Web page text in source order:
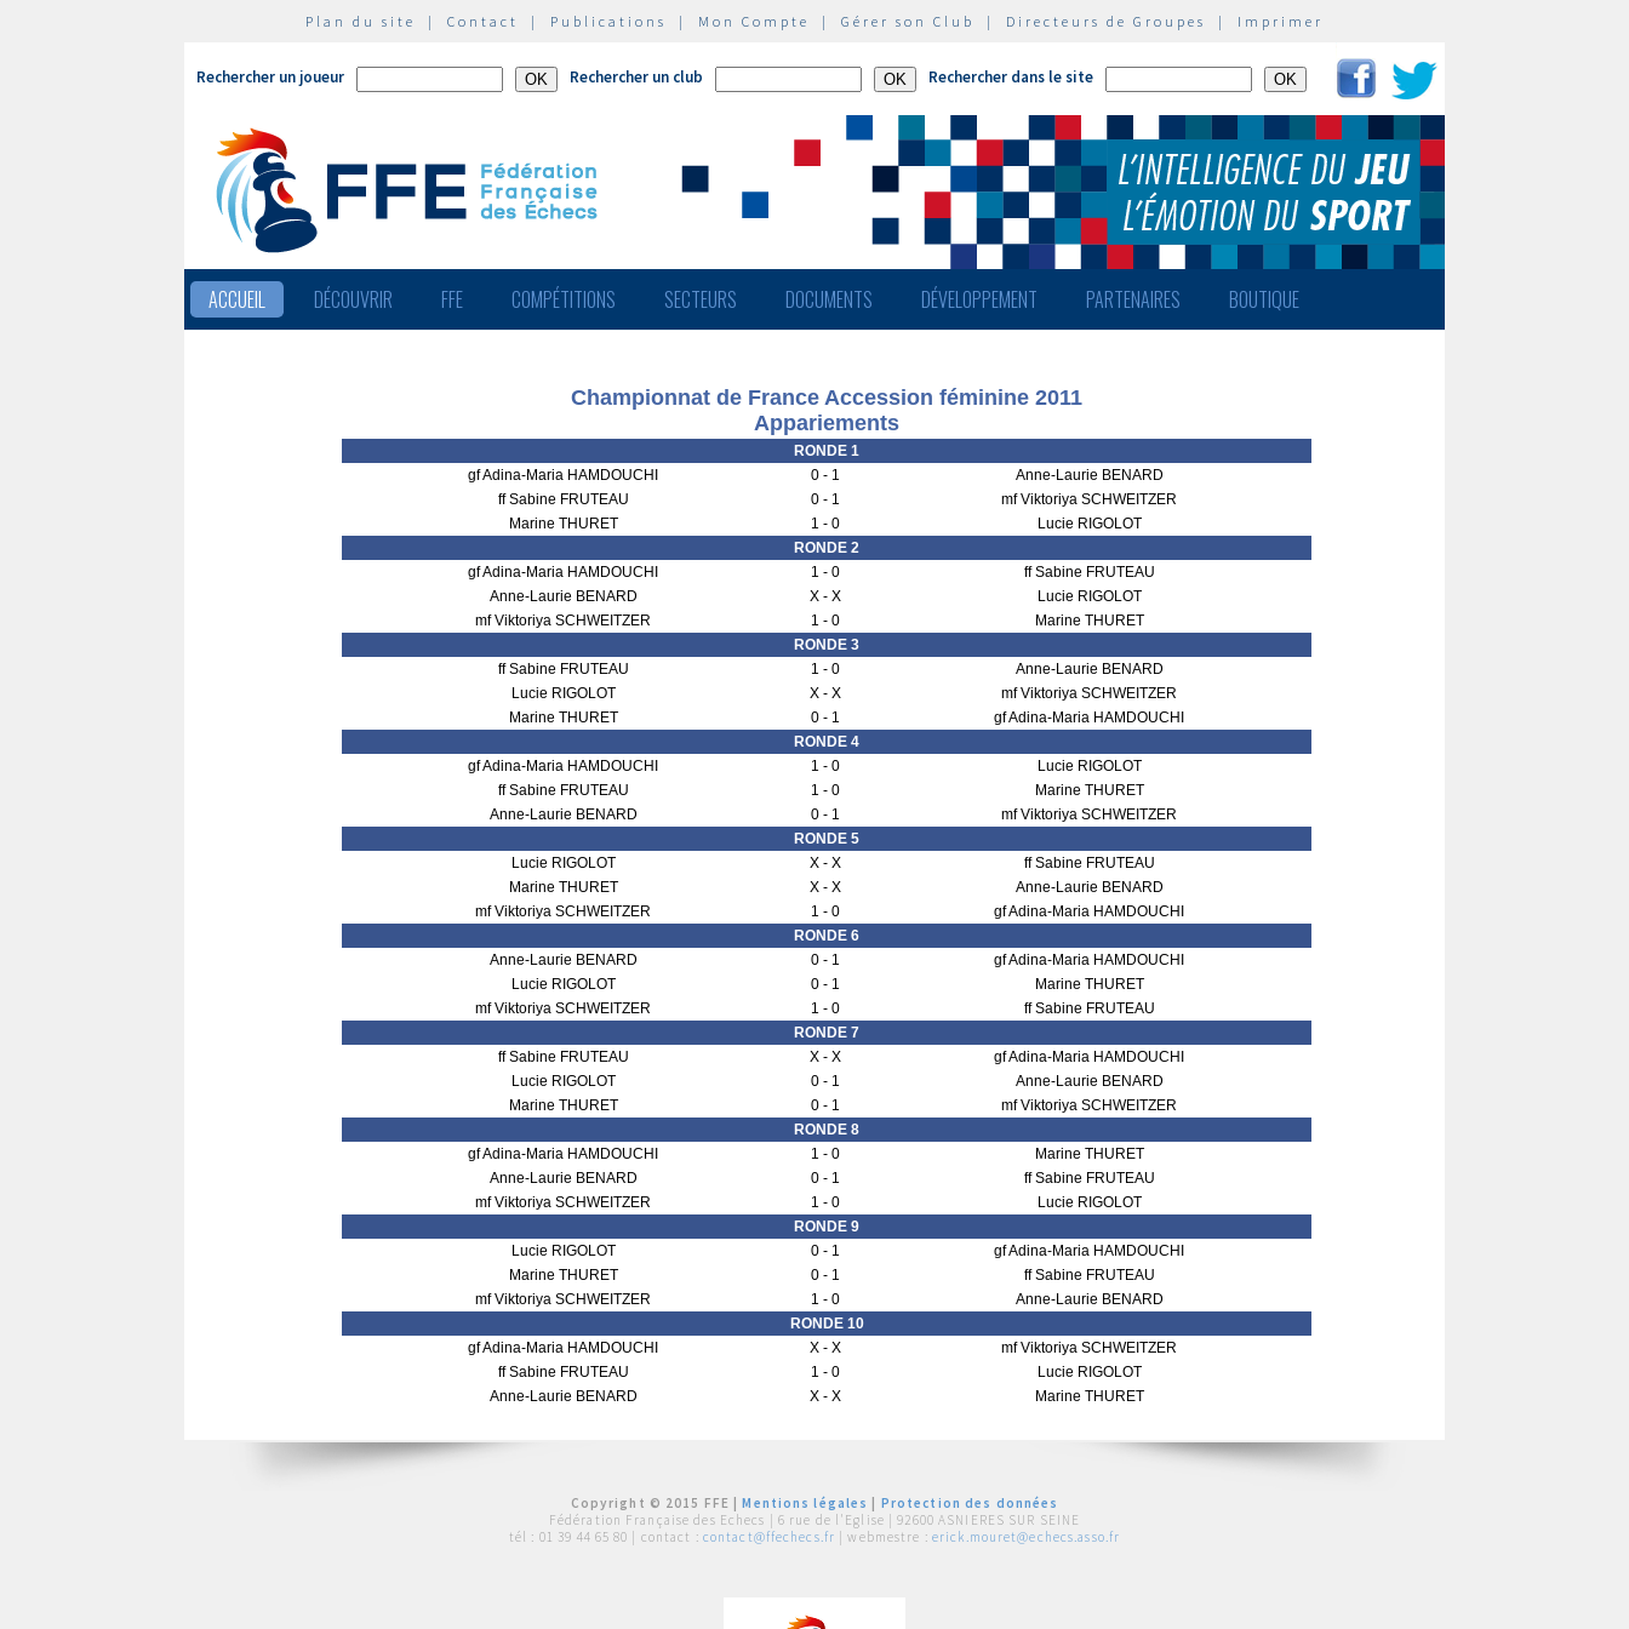
Plan du site | Contact | Publications | Mon Compte | Gérer son Club | Directeurs de Groupes | Imprimer
Rechercher un joueur Rechercher un club Rechercher dans le site
ACCUEIL DÉCOUVRIR FFE COMPÉTITIONS SECTEURS DOCUMENTS DÉVELOPPEMENT PARTENAIRES BOUTIQUE
Championnat de France Accession féminine 2011
Appariements
RONDE 1
gf Adina-Maria HAMDOUCHI
0 - 1
Anne-Laurie BENARD
ff Sabine FRUTEAU
0 - 1
mf Viktoriya SCHWEITZER
Marine THURET
1 - 0
Lucie RIGOLOT
RONDE 2
gf Adina-Maria HAMDOUCHI
1 - 0
ff Sabine FRUTEAU
Anne-Laurie BENARD
X - X
Lucie RIGOLOT
mf Viktoriya SCHWEITZER
1 - 0
Marine THURET
RONDE 3
ff Sabine FRUTEAU
1 - 0
Anne-Laurie BENARD
Lucie RIGOLOT
X - X
mf Viktoriya SCHWEITZER
Marine THURET
0 - 1
gf Adina-Maria HAMDOUCHI
RONDE 4
gf Adina-Maria HAMDOUCHI
1 - 0
Lucie RIGOLOT
ff Sabine FRUTEAU
1 - 0
Marine THURET
Anne-Laurie BENARD
0 - 1
mf Viktoriya SCHWEITZER
RONDE 5
Lucie RIGOLOT
X - X
ff Sabine FRUTEAU
Marine THURET
X - X
Anne-Laurie BENARD
mf Viktoriya SCHWEITZER
1 - 0
gf Adina-Maria HAMDOUCHI
RONDE 6
Anne-Laurie BENARD
0 - 1
gf Adina-Maria HAMDOUCHI
Lucie RIGOLOT
0 - 1
Marine THURET
mf Viktoriya SCHWEITZER
1 - 0
ff Sabine FRUTEAU
RONDE 7
ff Sabine FRUTEAU
X - X
gf Adina-Maria HAMDOUCHI
Lucie RIGOLOT
0 - 1
Anne-Laurie BENARD
Marine THURET
0 - 1
mf Viktoriya SCHWEITZER
RONDE 8
gf Adina-Maria HAMDOUCHI
1 - 0
Marine THURET
Anne-Laurie BENARD
0 - 1
ff Sabine FRUTEAU
mf Viktoriya SCHWEITZER
1 - 0
Lucie RIGOLOT
RONDE 9
Lucie RIGOLOT
0 - 1
gf Adina-Maria HAMDOUCHI
Marine THURET
0 - 1
ff Sabine FRUTEAU
mf Viktoriya SCHWEITZER
1 - 0
Anne-Laurie BENARD
RONDE 10
gf Adina-Maria HAMDOUCHI
X - X
mf Viktoriya SCHWEITZER
ff Sabine FRUTEAU
1 - 0
Lucie RIGOLOT
Anne-Laurie BENARD
X - X Marine THURET
Copyright © 2015 FFE |Mentions légales
Protection des données
Fédération Française des Echecs | 6 rue de l'Eglise | 92600 ASNIERES SUR SEINE
tél : 01 39 44 65 80 | contact : contact@ffechecs.fr | webmestre : erick.mouret@echecs.asso.fr